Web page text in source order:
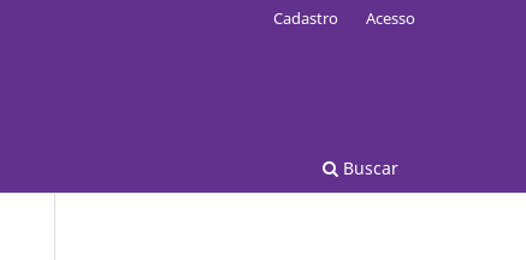
Buscar
Cadastro Acesso